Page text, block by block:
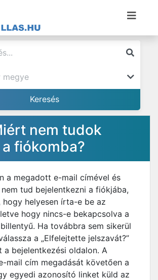
nem tudok
fiókomba?
a megadott e-mail címével és
tud bejelentkezni a fiókjába,
hogy helyesen írta-e be az
hogy nincs-e bekapcsolva a
Ha továbbra sem sikerül
a „Elfelejtette jelszavát?”
a bejelentkezési oldalon. A
mail cím megadását követően a
egyedi azonosító linket küld az